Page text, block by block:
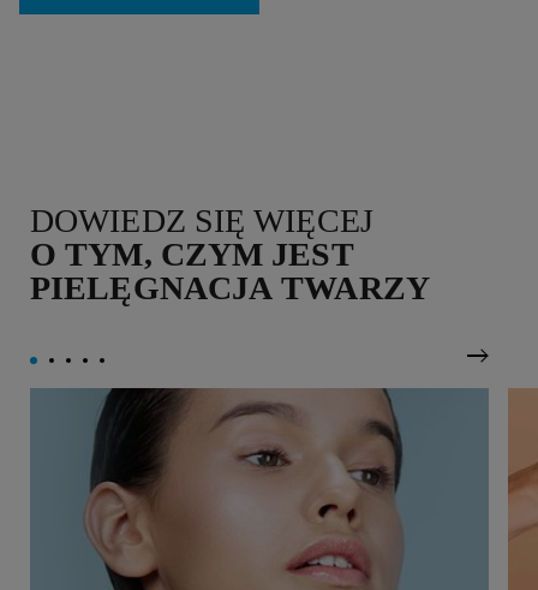
DOWIEDZ SIĘ WIĘCEJ
O TYM, CZYM JEST
PIELĘGNACJA TWARZY